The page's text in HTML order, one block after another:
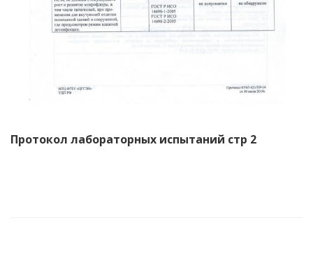
Протокол лабораторных испытаний стр 2